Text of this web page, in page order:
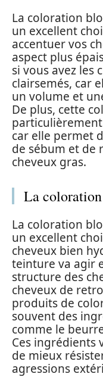
La coloration
un excellent
accentuer vos
aspect plus
si vous avez les
clairsemés, car
un volume et
De plus, cette
car elle permet
de sébum et de
cheveux gras.
La
La coloration
un excellent
cheveux bien
teinture va agir
structure des
cheveux de
produits de
souvent des
comme le
Ces ingrédients
de mieux
agressions